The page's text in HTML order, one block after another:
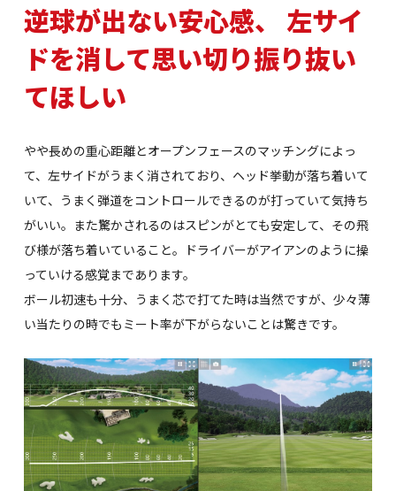
逆球が出ない安心感、 左サイ
ドを消して思い切り振り抜い
てほしい
やや長めの重心距離とオープンフェースのマッチングによっ
て、左サイドがうまく消されており、ヘッド挙動が落ち着いて
いて、うまく弾道をコントロールできるのが打っていて気持ち
がいい。また驚かされるのはスピンがとても安定して、その飛
び様が落ち着いていること。ドライバーがアイアンのように操
っていける感覚まであります。
ボール初速も十分、うまく芯で打てた時は当然ですが、少々薄
い当たりの時でもミート率が下がらないことは驚きです。